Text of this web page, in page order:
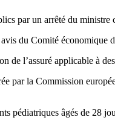
par un arrêté du ministre
du Comité économique
de l’assuré applicable à
la Commission
pédiatriques âgés de 28